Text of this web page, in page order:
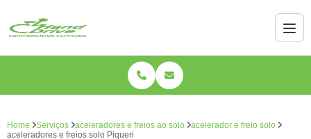
Home Serviços aceleradores e freios ao solo
acelerador e freio solo
aceleradores e freios solo Piqueri